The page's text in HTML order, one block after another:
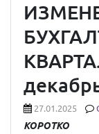
27.01.2025
КОРОТКО